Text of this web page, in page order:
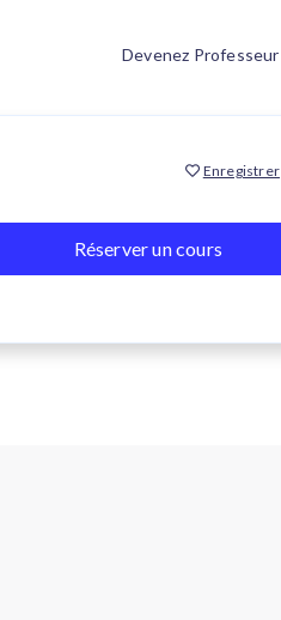
Devenez Professeur
Enregistrer
Réserver un cours